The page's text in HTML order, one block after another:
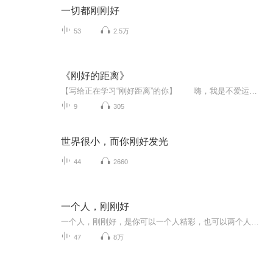
一切都刚刚好
53 2.5万
《刚好的距离》
9 305
世界很小，而你刚好发光
44 2660
一个人，刚刚好
47 8万